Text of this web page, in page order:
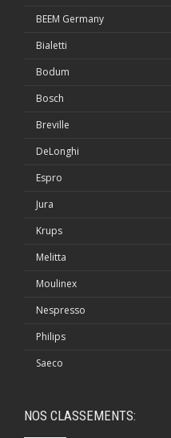
BEEM Germany
Bialetti
Bodum
Bosch
Breville
DeLonghi
Espro
Jura
Krups
Melitta
Moulinex
Nespresso
Philips
Saeco
NOS CLASSEMENTS: